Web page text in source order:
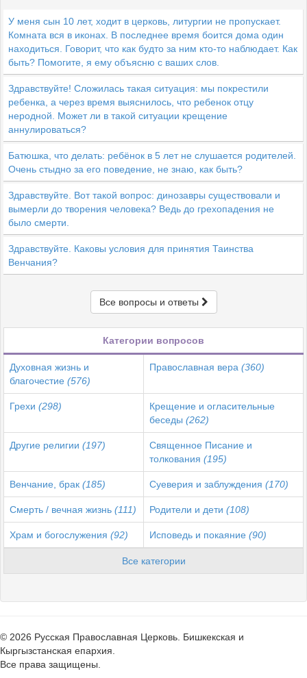
У меня сын 10 лет, ходит в церковь, литургии не пропускает.
Комната вся в иконах. В последнее время боится дома один
находиться. Говорит, что как будто за ним кто-то наблюдает. Как
быть? Помогите, я ему объясню с ваших слов.
Здравствуйте! Сложилась такая ситуация: мы покрестили
ребенка, а через время выяснилось, что ребенок отцу
неродной. Может ли в такой ситуации крещение
аннулироваться?
Батюшка, что делать: ребёнок в 5 лет не слушается родителей.
Очень стыдно за его поведение, не знаю, как быть?
Здравствуйте. Вот такой вопрос: динозавры существовали и
вымерли до творения человека? Ведь до грехопадения не
было смерти.
Здравствуйте. Каковы условия для принятия Таинства
Венчания?
Все вопросы и ответы
Категории вопросов
Духовная жизнь и
благочестие (576)
Православная вера (360)
Грехи (298)
Крещение и огласительные
беседы (262)
Другие религии (197)
Священное Писание и
толкования (195)
Венчание, брак (185) Суеверия и заблуждения (170)
Смерть / вечная жизнь (111) Родители и дети (108)
Храм и богослужения (92) Исповедь и покаяние (90)
Все категории
© 2026 Русская Православная Церковь. Бишкекская и
Кыргызстанская епархия.
Все права защищены.